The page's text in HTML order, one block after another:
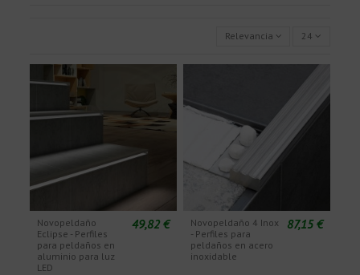
Relevancia 24
Novopeldaño
Eclipse - Perfiles
para peldaños en
aluminio para luz
LED
49,82 €
Novopeldaño 4 Inox
- Perfiles para
peldaños en acero
inoxidable
87,15 €